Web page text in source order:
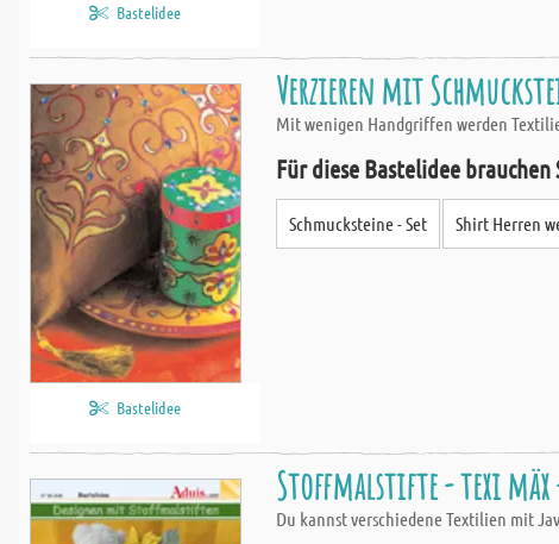
Bastelidee
Bastelidee
Verzieren mit
Mit wenigen Handgriffen werden
Für diese Bastelidee brauchen
Schmucksteine - Set Shirt Herren
Stoffmalstifte - texi
Du kannst verschiedene Textilien mit